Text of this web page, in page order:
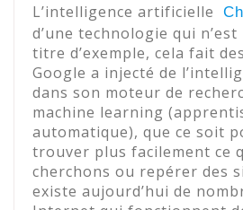
L’intelligence artificielle
d’une technologie qui
titre d’exemple, cela fait
Google a injecté de
dans son moteur de
machine learning
automatique), que ce soit
trouver plus facilement ce
cherchons ou repérer des
existe aujourd’hui de